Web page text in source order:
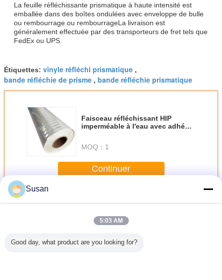
La feuille réfléchissante prismatique à haute intensité est
emballée dans des boîtes ondulées avec enveloppe de bulle
ou rembourrage.ou rembourrageLa livraison est
généralement effectuée par des transporteurs de fret tels que
FedEx ou UPS.
Étiquettes: vinyle réfléchi prismatique ,
bande réfléchie de prisme , bande réfléchie prismatique
Faisceau réfléchissant HIP
imperméable à l'eau avec adhésif
MOQ： 1
Continuer
PlusRecouvrement réfléchi prismatique de forte intensité
Susan
5:03 AM
Good day, what product are you looking for?